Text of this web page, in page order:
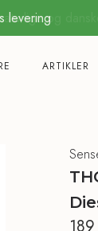
levering
ARTIKLER